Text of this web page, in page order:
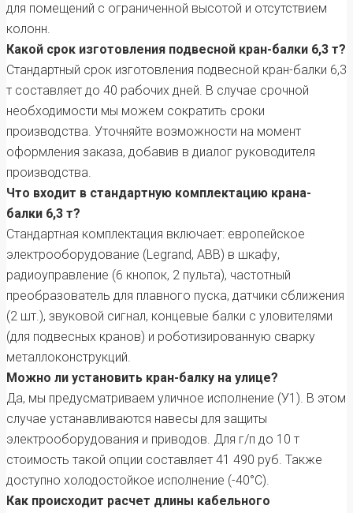
для помещений с ограниченной высотой и отсутствием
колонн.
Какой срок изготовления подвесной кран-балки 6,3 т?
Стандартный срок изготовления подвесной кран-балки 6,3
т составляет до 40 рабочих дней. В случае срочной
необходимости мы можем сократить сроки
производства. Уточняйте возможности на момент
оформления заказа, добавив в диалог руководителя
производства.
Что входит в стандартную комплектацию крана-
балки 6,3 т?
Стандартная комплектация включает: европейское
электрооборудование (Legrand, ABB) в шкафу,
радиоуправление (6 кнопок, 2 пульта), частотный
преобразователь для плавного пуска, датчики сближения
(2 шт.), звуковой сигнал, концевые балки с уловителями
(для подвесных кранов) и роботизированную сварку
металлоконструкций.
Можно ли установить кран-балку на улице?
Да, мы предусматриваем уличное исполнение (У1). В этом
случае устанавливаются навесы для защиты
электрооборудования и приводов. Для г/п до 10 т
стоимость такой опции составляет 41 490 руб. Также
доступно холодостойкое исполнение (-40°C).
Как происходит расчет длины кабельного